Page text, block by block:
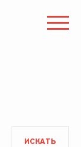
ИСКАТЬ